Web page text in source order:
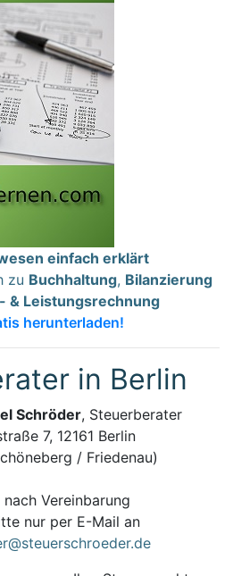
einfach erklärt
zu Buchhaltung, Bilanzierung
& Leistungsrechnung
herunterladen!
in Berlin
Schröder, Steuerberater
7, 12161 Berlin
/ Friedenau)
nach Vereinbarung
nur per E-Mail an